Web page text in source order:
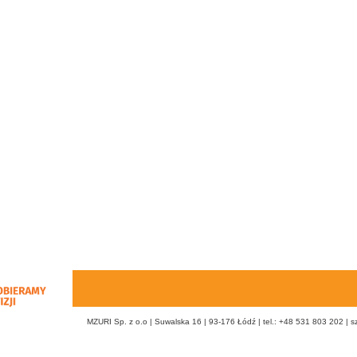
MZURI Sp. z o.o | Suwalska 16 | 93-176 Łódź | tel.: +48 531 803 202 |